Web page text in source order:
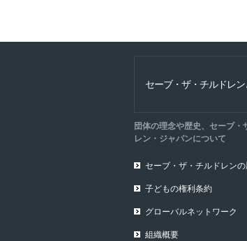
セーブ・ザ・チルドレ
団体の理念や歴史、セーブ・
レン・ジャパンについて
セーブ・ザ・チルドレンの
子どもの権利条約
グローバルネットワーク
組織概要